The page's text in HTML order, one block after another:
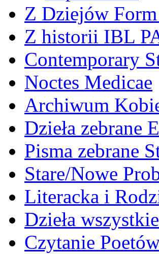
Z Dziejów
Z historii IBL
Contemporary
Noctes Medicae
Archiwum
Dzieła zebrane
Pisma zebrane
Stare/Nowe
Literacka i
Dzieła
Czytanie